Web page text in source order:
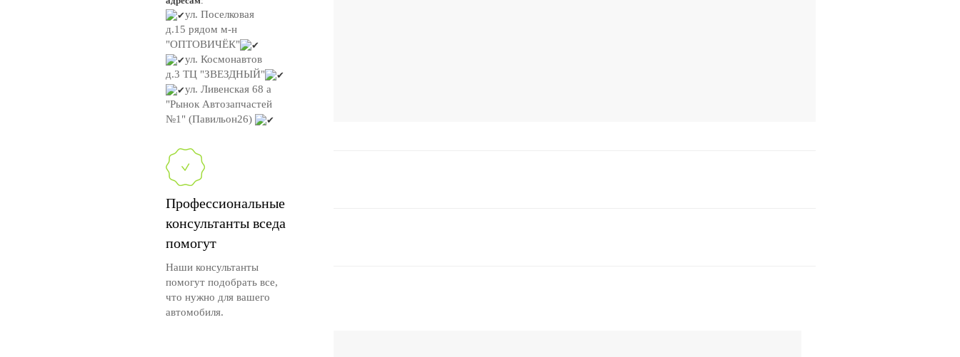
ул. Поселковая
д.15 рядом м-н
"ОПТОВИЧЁК"
ул. Космонавтов
д.3 ТЦ "ЗВЕЗДНЫЙ"
ул. Ливенская 68 а
"Рынок Автозапчастей
№1" (Павильон26)
Профессиональные
консультанты вседа
помогут
Наши консультанты
помогут подобрать все,
что нужно для вашего
автомобиля.